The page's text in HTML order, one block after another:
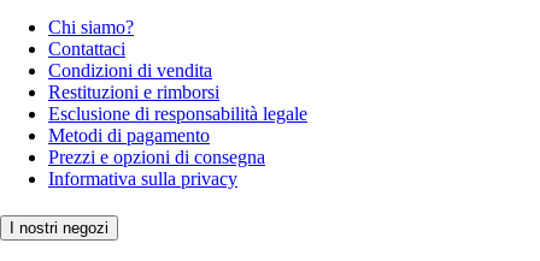
Chi siamo?
Contattaci
Condizioni di vendita
Restituzioni e rimborsi
Esclusione di responsabilità legale
Metodi di pagamento
Prezzi e opzioni di consegna
Informativa sulla privacy
I nostri negozi